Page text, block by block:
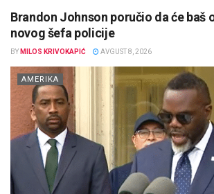
Brandon Johnson poručio da će baš
novog šefa policije
BY MILOS KRIVOKAPIĆ AVGUST 8, 2026
AMERIKA